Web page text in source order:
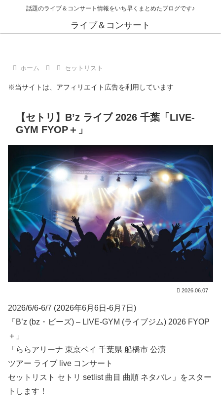
話題のライブ＆コンサート情報をいち早くまとめたブログです♪
ライブ＆コンサート
ホーム セットリスト
※当サイトは、アフィリエイト広告を利用しています
【セトリ】B’z ライブ 2026 千葉「LIVE-
GYM FYOP＋」
2026.06.07
2026/6/6-6/7 (2026年6月6日-6月7日)
「B’z (bz・ビーズ) – LIVE-GYM (ライブジム) 2026 FYOP
＋」
「ららアリーナ 東京ベイ 千葉県 船橋市 公演
ツアー ライブ live コンサート
セットリスト セトリ setlist 曲目 曲順 ネタバレ」をスター
トします！